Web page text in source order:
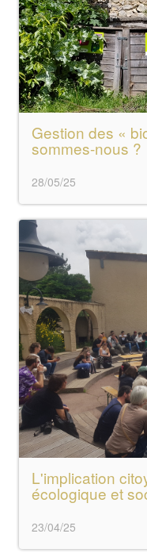
Gestion des «
sommes-nous ?
28/05/25
L'implication
écologique et
23/04/25